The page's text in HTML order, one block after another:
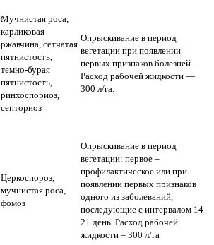
Мучнистая роса,
карликовая
ржавчина, сетчатая
пятнистость,
темно-бурая
пятнистость,
ринхоспориоз,
септориоз
Опрыскивание в период
вегетации при появлении
первых признаков болезней.
Расход рабочей жидкости —
300 л/га.
Церкоспороз,
мучнистая роса,
фомоз
Опрыскивание в период
вегетации: первое –
профилактическое или при
появлении первых признаков
одного из заболеваний,
последующие с интервалом 14-
21 день. Расход рабочей
жидкости – 300 л/га